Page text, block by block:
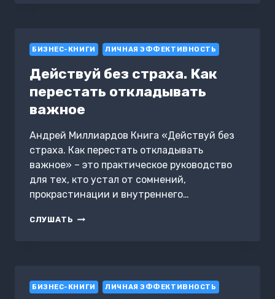
БИЗНЕС-КНИГИ ЛИЧНАЯ ЭФФЕКТИВНОСТЬ
Действуй без страха. Как
перестать откладывать
важное
Андрей Миллиардов Книга «Действуй без
страха. Как перестать откладывать
важное» – это практическое руководство
для тех, кто устал от сомнений,
прокрастинации и внутреннего…
СЛУШАТЬ ДЕЙСТВУЙ
ВАЖНОЕ
БИЗНЕС-КНИГИ ЛИЧНАЯ ЭФФЕКТИВНОСТЬ